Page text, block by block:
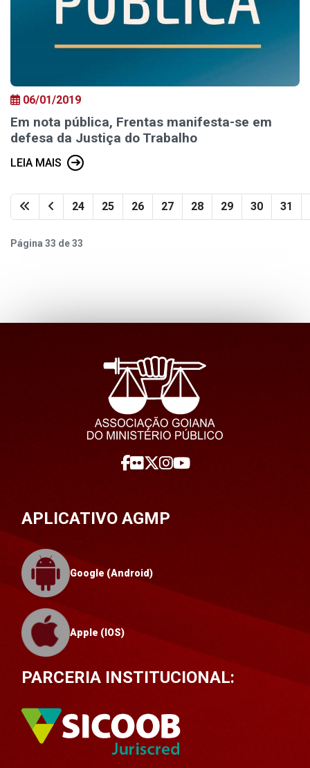
06/01/2019
Em nota pública, Frentas manifesta-se em
defesa da Justiça do Trabalho
LEIA MAIS
24 25 26 27 28 29 30 31
Página 33 de 33
APLICATIVO AGMP
Google (Android)
Apple (IOS)
PARCERIA INSTITUCIONAL: